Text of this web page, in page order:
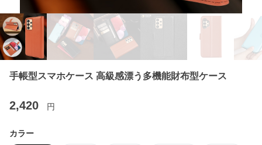
手帳型スマホケース 高級感漂う多機能財布型ケース
2,420 円
カラー